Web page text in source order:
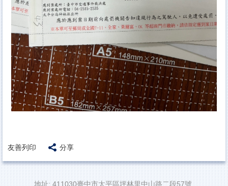
友善列印 分享
地址: 411030臺中市太平區坪林里中山路二段57號